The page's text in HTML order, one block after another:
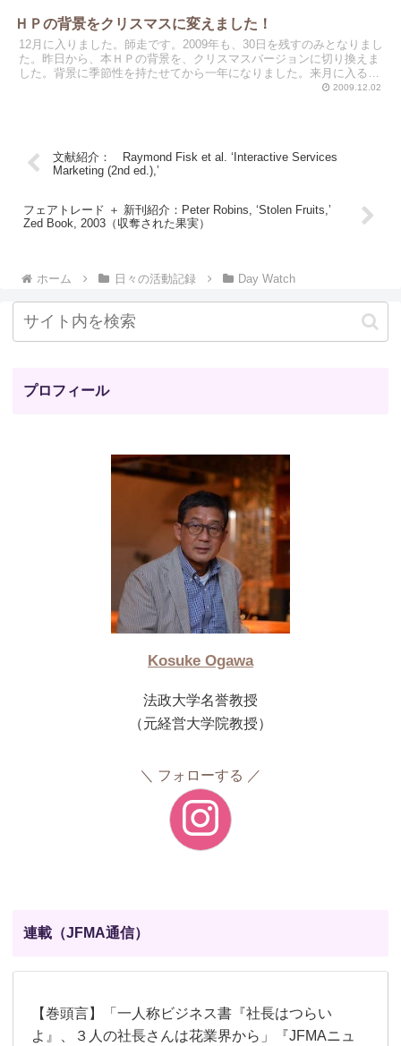
ＨＰの背景をクリスマスに変えました！
12月に入りました。師走です。2009年も、30日を残すのみとなりまし
た。昨日から、本ＨＰの背景を、クリスマスバージョンに切り換えま
した。背景に季節性を持たせてから一年になりました。来月に入る
2009.12.02
文献紹介： Raymond Fisk et al. ‘Interactive Services
Marketing (2nd ed.),’
フェアトレード ＋ 新刊紹介：Peter Robins, ‘Stolen Fruits,’
Zed Book, 2003（収奪された果実）
ホーム 日々の活動記録 Day Watch
プロフィール
Kosuke Ogawa
法政大学名誉教授
（元経営大学院教授）
フォローする
連載（JFMA通信）
【巻頭言】「一人称ビジネス書『社長はつらい
よ』、３人の社長さんは花業界から」『JFMAニュ